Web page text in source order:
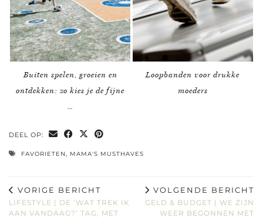
Buiten spelen, groeien en
ontdekken: zo kies je de fijne
Loopbanden voor drukke
moeders
DEEL OP:
FAVORIETEN, MAMA'S MUSTHAVES
VORIGE BERICHT
LIFESTYLE | DE ‘WAT TREK IK
AAN VANDAAG?’ TAG, MET
VOLGENDE BERICHT
GELD & BUDGET | WE ZIJN
WEER BEGONNEN MET